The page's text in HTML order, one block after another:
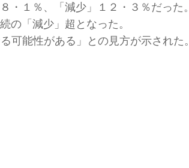
１％、「減少」１２・３％だった。
「減少」超となった。
能性がある」との見方が示された。